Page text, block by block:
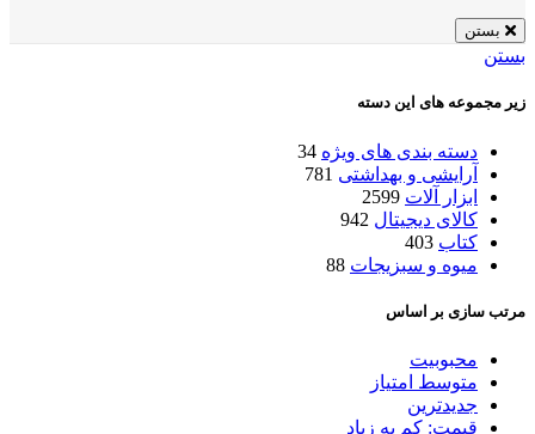
بستن
بستن
زیر مجموعه های این دسته
دسته بندی های ویژه 34
آرایشی و بهداشتی 781
ابزار آلات 2599
کالای دیجیتال 942
کتاب 403
میوه و سبزیجات 88
مرتب سازی بر اساس
محبوبیت
متوسط امتیاز
جدیدترین
قیمت: کم به زیاد